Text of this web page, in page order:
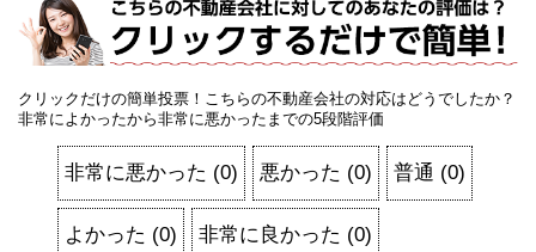
クリックだけの簡単投票！こちらの不動産会社の対応はどうでしたか？
非常によかったから非常に悪かったまでの5段階評価
非常に悪かった (0) 悪かった (0) 普通 (0)
よかった (0) 非常に良かった (0)